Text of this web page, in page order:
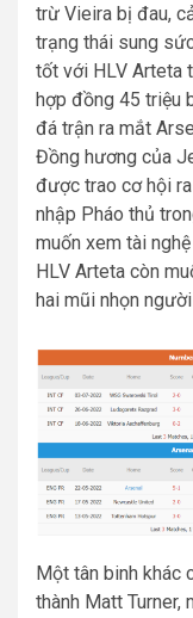
trừ Vieira bị đau,
trạng thái sung
tốt với HLV Arteta
hợp đồng 45 triệu
đá trận ra mắt
Đồng hương của
được trao cơ hội
nhập Pháo thủ
muốn xem tài
HLV Arteta còn
hai mũi nhọn
Một tân binh khác
thành Matt Turner,